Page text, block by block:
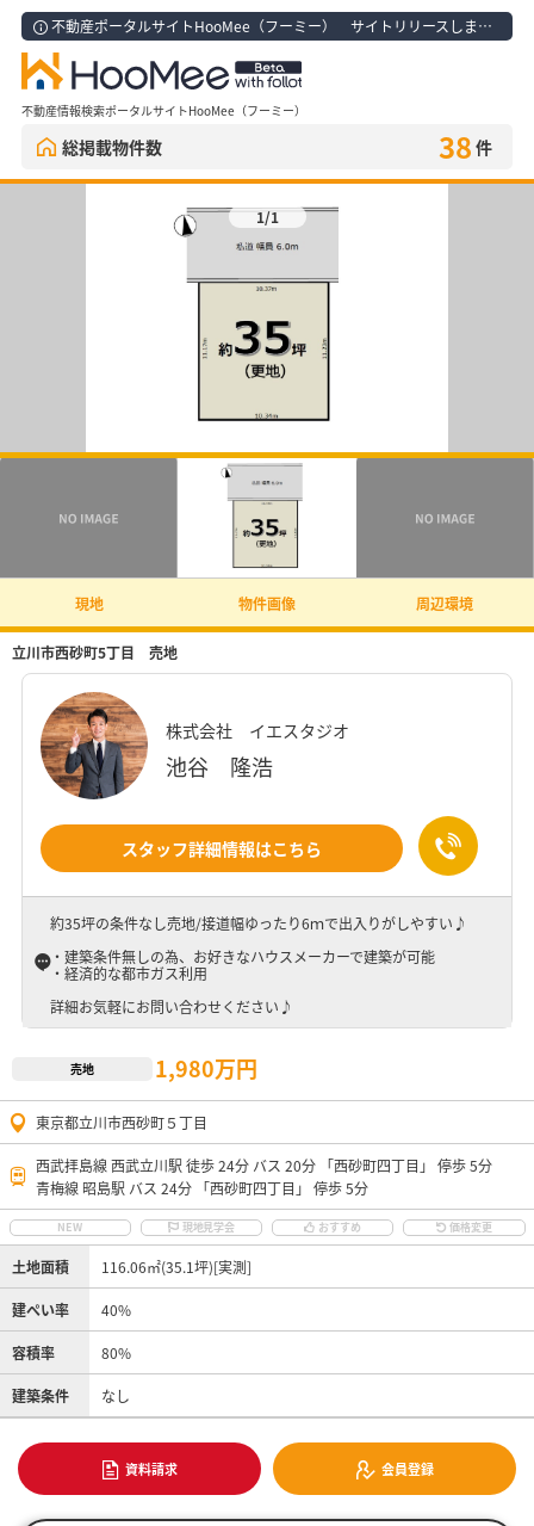
不動産ポータルサイトHooMee（フーミー） サイトリリースしました！
不動産情報検索ポータルサイトHooMee（フーミー）
総掲載物件数 38 件
1/1
現地 物件画像 周辺環境
立川市西砂町5丁目 売地
株式会社 イエスタジオ
池谷 隆浩
スタッフ詳細情報はこちら
約35坪の条件なし売地/接道幅ゆったり6ｍで出入りがしやすい♪
・建築条件無しの為、お好きなハウスメーカーで建築が可能
・経済的な都市ガス利用
詳細お気軽にお問い合わせください♪
売地 1,980万円
東京都立川市西砂町５丁目
西武拝島線 西武立川駅 徒歩 24分 バス 20分 「西砂町四丁目」 停歩 5分
青梅線 昭島駅 バス 24分 「西砂町四丁目」 停歩 5分
NEW 現地見学会 おすすめ 価格変更
土地面積 116.06㎡(35.1坪)[実測]
建ぺい率 40%
容積率 80%
建築条件 なし
資料請求 会員登録